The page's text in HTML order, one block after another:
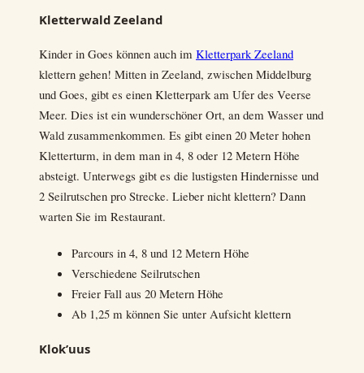
Kletterwald Zeeland
Kinder in Goes können auch im Kletterpark Zeeland
klettern gehen! Mitten in Zeeland, zwischen Middelburg
und Goes, gibt es einen Kletterpark am Ufer des Veerse
Meer. Dies ist ein wunderschöner Ort, an dem Wasser und
Wald zusammenkommen. Es gibt einen 20 Meter hohen
Kletterturm, in dem man in 4, 8 oder 12 Metern Höhe
absteigt. Unterwegs gibt es die lustigsten Hindernisse und
2 Seilrutschen pro Strecke. Lieber nicht klettern? Dann
warten Sie im Restaurant.
Parcours in 4, 8 und 12 Metern Höhe
Verschiedene Seilrutschen
Freier Fall aus 20 Metern Höhe
Ab 1,25 m können Sie unter Aufsicht klettern
Klok’uus